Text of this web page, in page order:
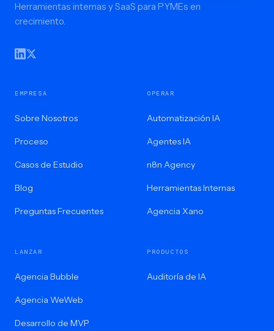
Herramientas internas y SaaS para PYMEs en
crecimiento.
EMPRESA
Sobre Nosotros
Proceso
Casos de Estudio
Blog
Preguntas Frecuentes
OPERAR
Automatización IA
Agentes IA
n8n Agency
Herramientas Internas
Agencia Xano
LANZAR
Agencia Bubble
Agencia WeWeb
Desarrollo de MVP
PRODUCTOS
Auditoría de IA